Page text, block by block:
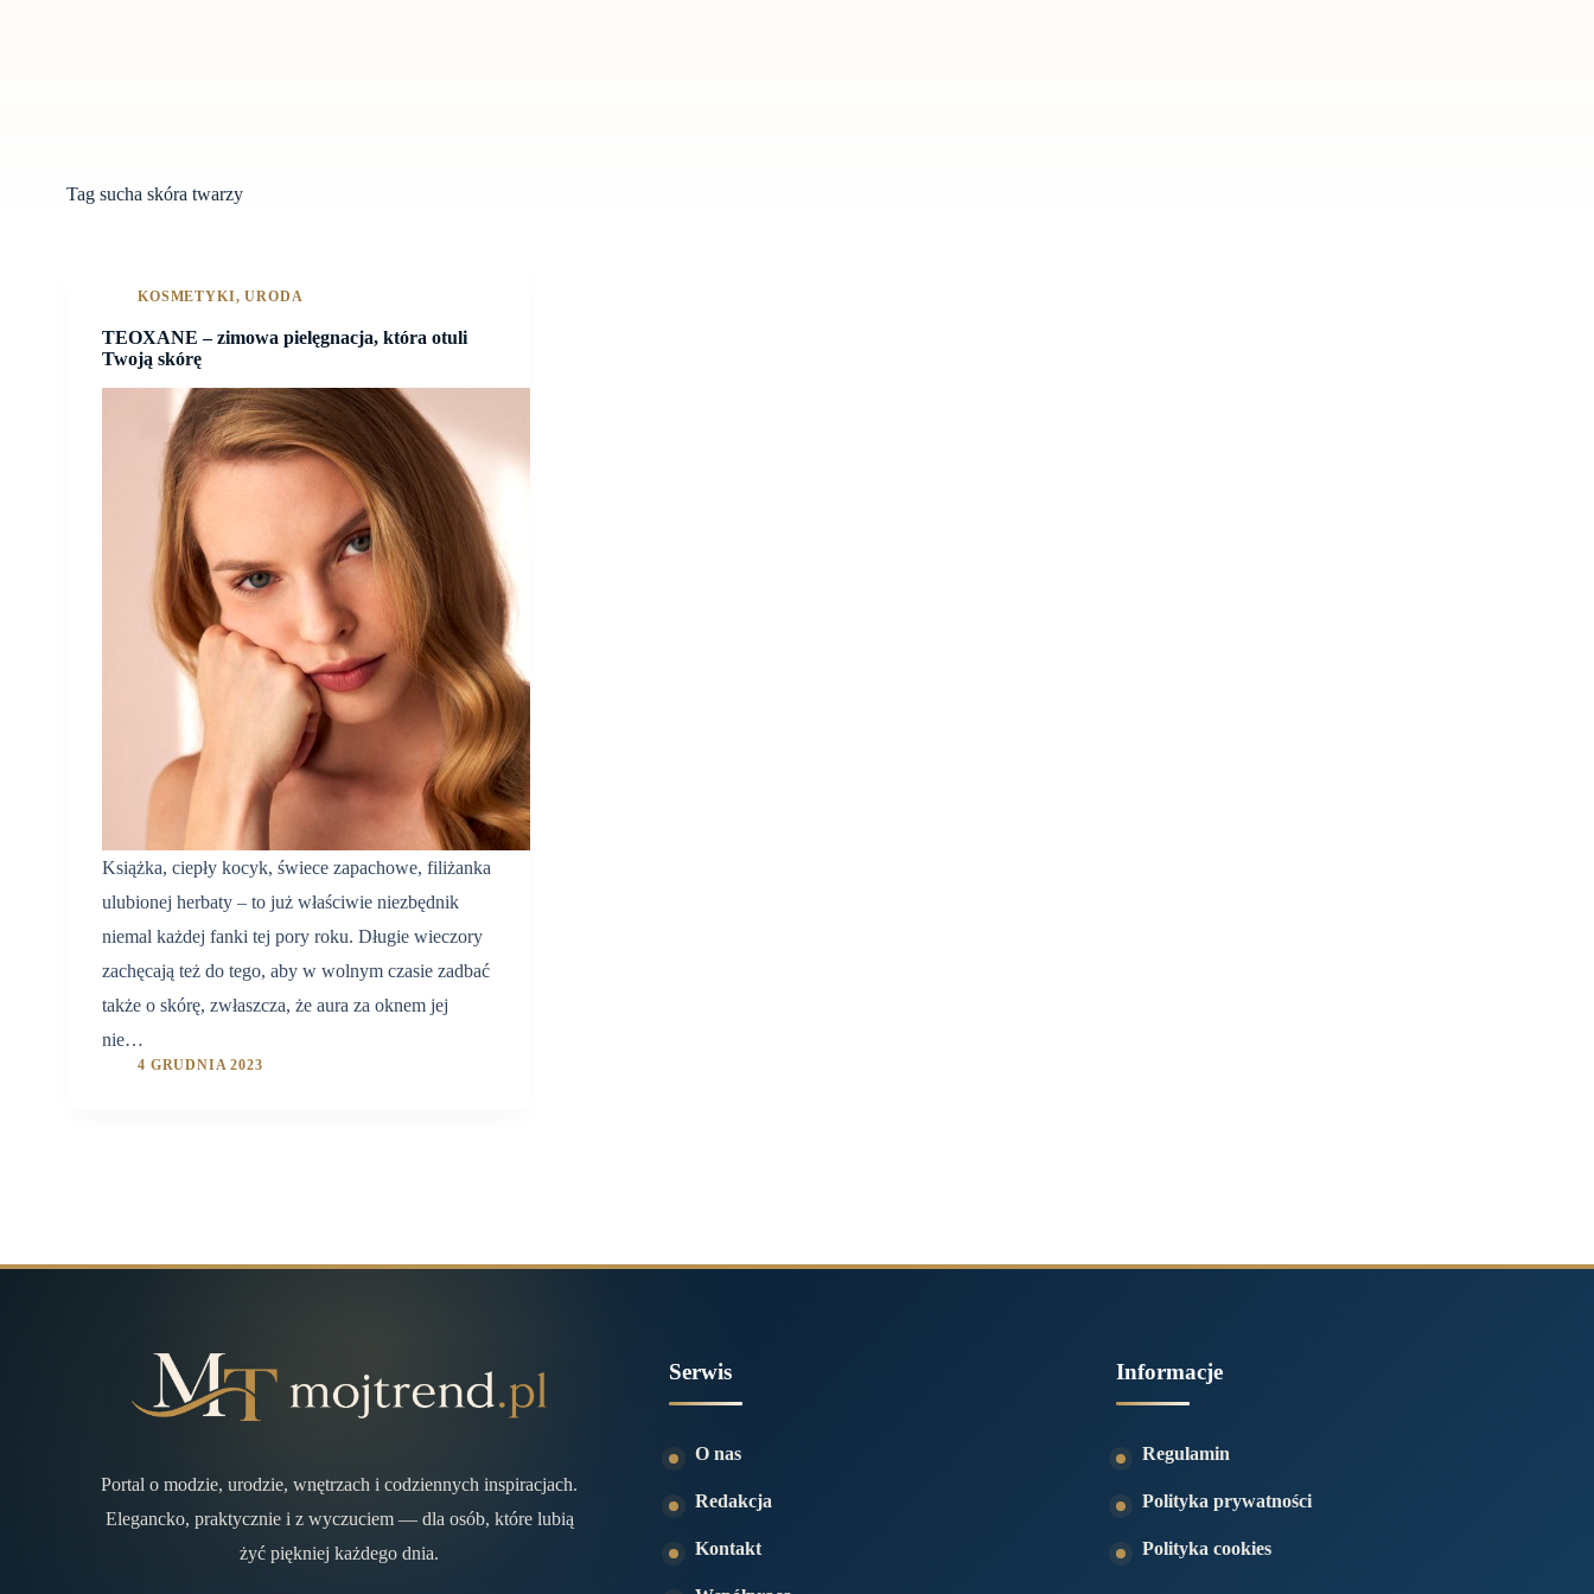
Tag sucha skóra twarzy
KOSMETYKI,URODA
TEOXANE – zimowa pielęgnacja, która otuli
Twoją skórę
Książka, ciepły kocyk, świece zapachowe, filiżanka
ulubionej herbaty – to już właściwie niezbędnik
niemal każdej fanki tej pory roku. Długie wieczory
zachęcają też do tego, aby w wolnym czasie zadbać
także o skórę, zwłaszcza, że aura za oknem jej
nie…
4 GRUDNIA 2023
Portal o modzie, urodzie, wnętrzach i codziennych inspiracjach.
Elegancko, praktycznie i z wyczuciem — dla osób, które lubią
żyć piękniej każdego dnia.
Serwis
O nas
Redakcja
Kontakt
Informacje
Regulamin
Polityka prywatności
Polityka cookies